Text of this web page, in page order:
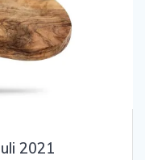
2021